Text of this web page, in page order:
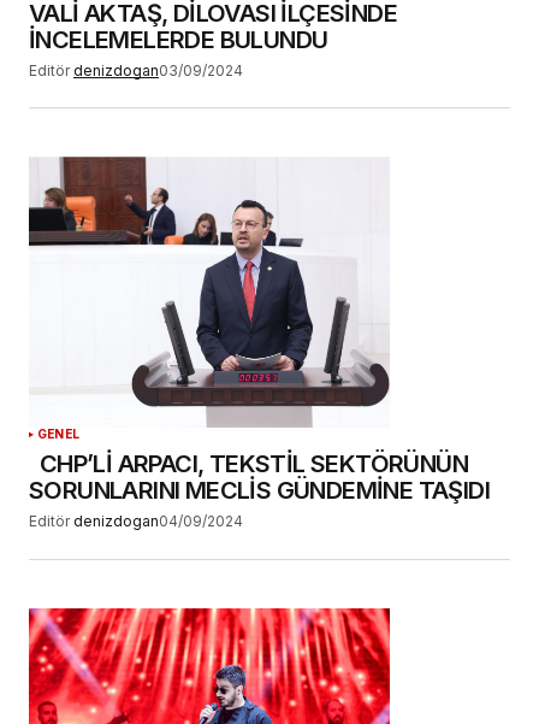
VALİ AKTAŞ, DİLOVASI İLÇESİNDE
İNCELEMELERDE BULUNDU
Editör denizdogan03/09/2024
GENEL
CHP’Lİ ARPACI, TEKSTİL SEKTÖRÜNÜN
SORUNLARINI MECLİS GÜNDEMİNE TAŞIDI
Editör denizdogan04/09/2024